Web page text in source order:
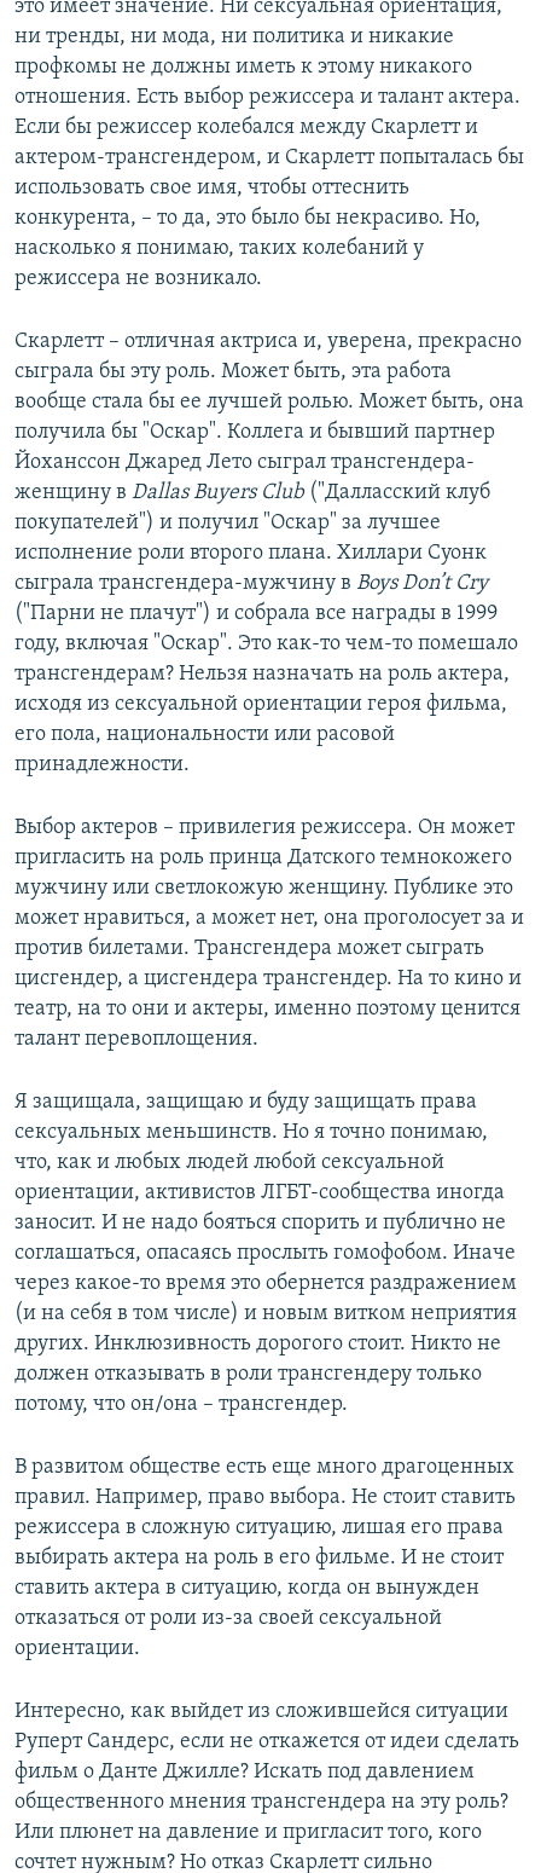
это имеет значение. Ни сексуальная ориентация,
ни тренды, ни мода, ни политика и никакие
профкомы не должны иметь к этому никакого
отношения. Есть выбор режиссера и талант актера.
Если бы режиссер колебался между Скарлетт и
актером-трансгендером, и Скарлетт попыталась бы
использовать свое имя, чтобы оттеснить
конкурента, – то да, это было бы некрасиво. Но,
насколько я понимаю, таких колебаний у
режиссера не возникало.
Скарлетт – отличная актриса и, уверена, прекрасно
сыграла бы эту роль. Может быть, эта работа
вообще стала бы ее лучшей ролью. Может быть, она
получила бы "Оскар". Коллега и бывший партнер
Йоханссон Джаред Лето сыграл трансгендера-
женщину в Dallas Buyers Club("Далласский клуб
покупателей") и получил "Оскар" за лучшее
исполнение роли второго плана. Хиллари Суонк
сыграла трансгендера-мужчину в Boys Don’t Cry
("Парни не плачут") и собрала все награды в 1999
году, включая "Оскар". Это как-то чем-то помешало
трансгендерам? Нельзя назначать на роль актера,
исходя из сексуальной ориентации героя фильма,
его пола, национальности или расовой
принадлежности.
Выбор актеров – привилегия режиссера. Он может
пригласить на роль принца Датского темнокожего
мужчину или светлокожую женщину. Публике это
может нравиться, а может нет, она проголосует за и
против билетами. Трансгендера может сыграть
цисгендер, а цисгендера трансгендер. На то кино и
театр, на то они и актеры, именно поэтому ценится
талант перевоплощения.
Я защищала, защищаю и буду защищать права
сексуальных меньшинств. Но я точно понимаю,
что, как и любых людей любой сексуальной
ориентации, активистов ЛГБТ-сообщества иногда
заносит. И не надо бояться спорить и публично не
соглашаться, опасаясь прослыть гомофобом. Иначе
через какое-то время это обернется раздражением
(и на себя в том числе) и новым витком неприятия
других. Инклюзивность дорогого стоит. Никто не
должен отказывать в роли трансгендеру только
потому, что он/она – трансгендер.
В развитом обществе есть еще много драгоценных
правил. Например, право выбора. Не стоит ставить
режиссера в сложную ситуацию, лишая его права
выбирать актера на роль в его фильме. И не стоит
ставить актера в ситуацию, когда он вынужден
отказаться от роли из-за своей сексуальной
ориентации.
Интересно, как выйдет из сложившейся ситуации
Руперт Сандерс, если не откажется от идеи сделать
фильм о Данте Джилле? Искать под давлением
общественного мнения трансгендера на эту роль?
Или плюнет на давление и пригласит того, кого
сочтет нужным? Но отказ Скарлетт сильно